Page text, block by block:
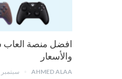
افضل منصة العاب
والأسعار
AHMED ALAA سبتمبر 13, 2022